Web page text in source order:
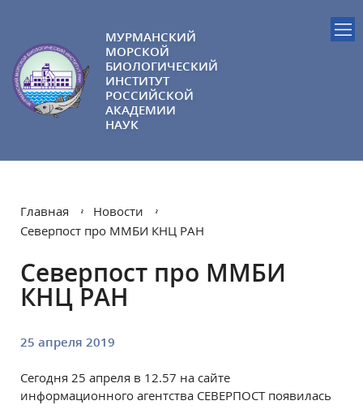
МУРМАНСКИЙ
МОРСКОЙ
БИОЛОГИЧЕСКИЙ
ИНСТИТУТ
РОССИЙСКОЙ
АКАДЕМИИ
НАУК
Главная
Новости
Северпост про ММБИ КНЦ РАН
Северпост про ММБИ
КНЦ РАН
25 апреля 2019
Сегодня 25 апреля в 12.57 на сайте
информационного агентства СЕВЕРПОСТ появилась